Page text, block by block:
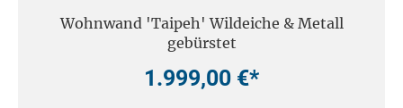
Wohnwand 'Taipeh' Wildeiche & Metall
gebürstet
1.999,00 €*